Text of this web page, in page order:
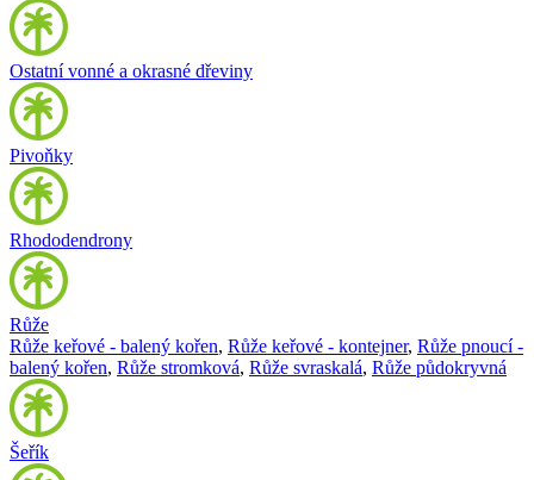
Ostatní vonné a okrasné dřeviny
Pivoňky
Rhododendrony
Růže
Růže keřové - balený kořen, Růže keřové - kontejner, Růže pnoucí -
balený kořen, Růže stromková, Růže svraskalá, Růže půdokryvná
Šeřík